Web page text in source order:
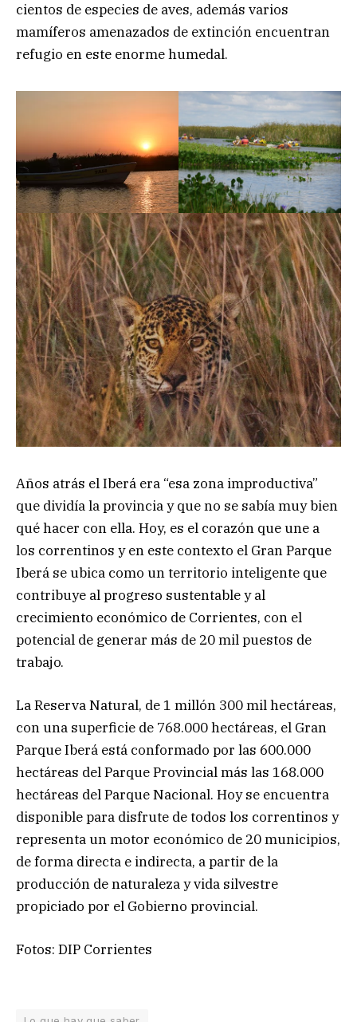
cientos de especies de aves, además varios
mamíferos amenazados de extinción encuentran
refugio en este enorme humedal.
Años atrás el Iberá era “esa zona improductiva”
que dividía la provincia y que no se sabía muy bien
qué hacer con ella. Hoy, es el corazón que une a
los correntinos y en este contexto el Gran Parque
Iberá se ubica como un territorio inteligente que
contribuye al progreso sustentable y al
crecimiento económico de Corrientes, con el
potencial de generar más de 20 mil puestos de
trabajo.
La Reserva Natural, de 1 millón 300 mil hectáreas,
con una superficie de 768.000 hectáreas, el Gran
Parque Iberá está conformado por las 600.000
hectáreas del Parque Provincial más las 168.000
hectáreas del Parque Nacional. Hoy se encuentra
disponible para disfrute de todos los correntinos y
representa un motor económico de 20 municipios,
de forma directa e indirecta, a partir de la
producción de naturaleza y vida silvestre
propiciado por el Gobierno provincial.
Fotos: DIP Corrientes